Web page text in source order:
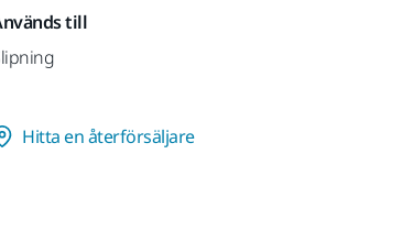
till
Hitta en återförsäljare